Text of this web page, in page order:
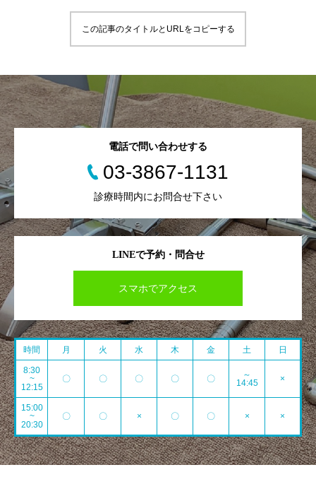
この記事のタイトルとURLをコピーする
LINEで予約・問合せ
スマホでアクセス
電話で問い合わせする
03-3867-1131
診療時間内にお問合せ下さい
時間 月 火 水 木 金 土 日
8:30
~
12:15
〇 〇 〇 〇 〇
～
14:45
×
15:00
~
20:30
〇 〇 × 〇 〇 × ×